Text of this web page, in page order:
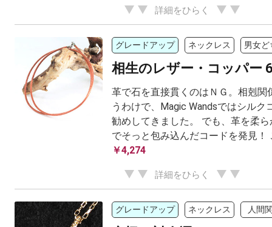
詳細をひらく
グレードアップ ネックレス 男女ど
相生のレザー・コッパー
革で石を直接貫くのはＮＧ。相剋関
うわけで、Magic Wandsではシルク
勧めしてきました。 でも、革を柔
でそっと包み込んだコードを発見！
￥4,274
詳細をひらく
グレードアップ ネックレス 人間